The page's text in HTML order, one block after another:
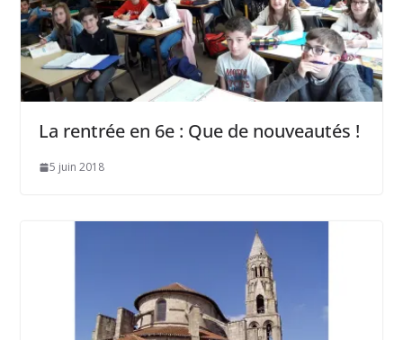
La rentrée en 6e : Que de nouveautés !
5 juin 2018